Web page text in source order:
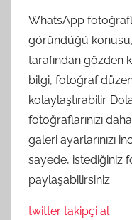
WhatsApp
göründüğü konusu,
tarafından gözden
bilgi, fotoğraf
kolaylaştırabilir.
fotoğraflarınızı
galeri ayarlarınızı
sayede, istediğiniz
paylaşabilirsiniz.
twitter takipçi al